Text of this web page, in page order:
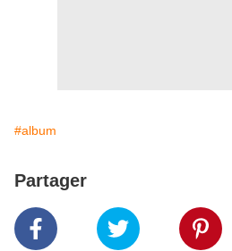
#album
Partager